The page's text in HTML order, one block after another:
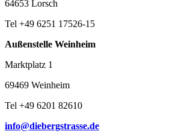
64653 Lorsch
Tel +49 6251 17526-15
Außenstelle Weinheim
Marktplatz 1
69469 Weinheim
Tel +49 6201 82610
info@diebergstrasse.de